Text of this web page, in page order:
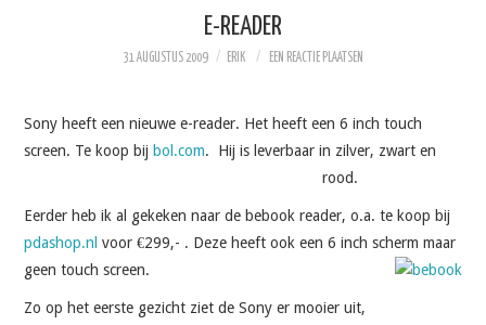
E-READER
31 AUGUSTUS 2009 ERIK EEN REACTIE PLAATSEN
Sony heeft een nieuwe e-reader. Het heeft een 6 inch touch
screen. Te koop bij bol.com. Hij is leverbaar in zilver, zwart en
rood.
Eerder heb ik al gekeken naar de bebook reader, o.a. te koop bij
pdashop.nl voor €299,- . Deze heeft ook een 6 inch scherm maar
geen touch screen.
Zo op het eerste gezicht ziet de Sony er mooier uit,